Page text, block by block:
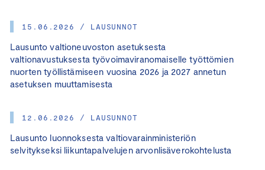
15.06.2026 / LAUSUNNOT
Lausunto valtioneuvoston asetuksesta
valtionavustuksesta työvoimaviranomaiselle työttömien
nuorten työllistämiseen vuosina 2026 ja 2027 annetun
asetuksen muuttamisesta
12.06.2026 / LAUSUNNOT
Lausunto luonnoksesta valtiovarainministeriön
selvitykseksi liikuntapalvelujen arvonlisäverokohtelusta